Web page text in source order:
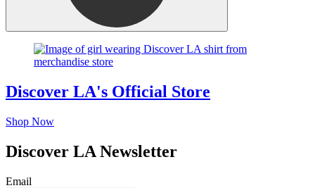
Discover LA's Official Store
Shop Now
Discover LA Newsletter
Email